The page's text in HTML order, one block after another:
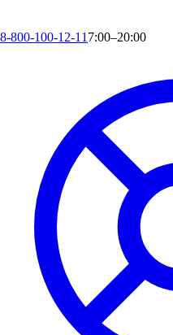
8-800-100-12-11 7:00–20:00